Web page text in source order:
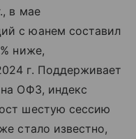
в мае
с юанем составил
ниже,
г. Поддерживает
ОФЗ, индекс
шестую сессию
стало известно,